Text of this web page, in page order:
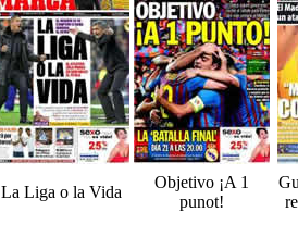
La Liga o la Vida
Objetivo ¡A 1
punot!